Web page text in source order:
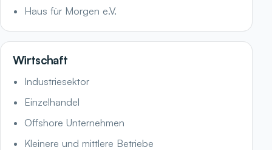
Haus für Morgen e.V.
Wirtschaft
Industriesektor
Einzelhandel
Offshore Unternehmen
Kleinere und mittlere Betriebe